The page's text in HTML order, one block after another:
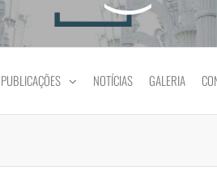
Igualdade e diferença cultural
PUBLICAÇÕES NOTÍCIAS GALERIA